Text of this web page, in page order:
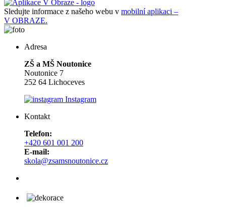
Sledujte informace z našeho webu v mobilní aplikaci –
V OBRAZE.
Adresa
ZŠ a MŠ Noutonice
Noutonice 7
252 64 Lichoceves
Instagram
Kontakt
Telefon:
+420 601 001 200
E-mail:
skola@zsamsnoutonice.cz